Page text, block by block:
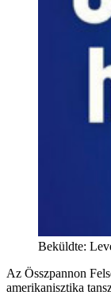
Beküldte:
Az Összpannon
amerikanisztika